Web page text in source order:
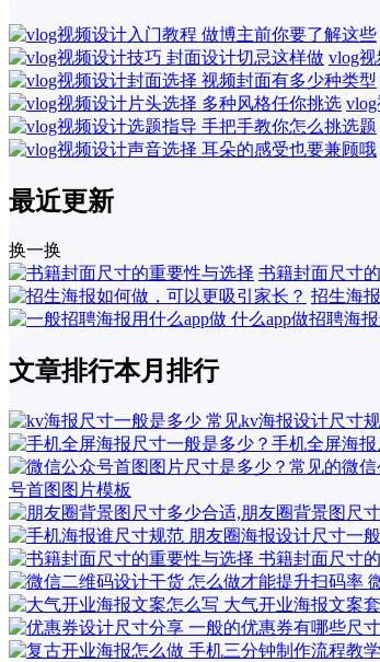
vlog
最近更新
换一换
书籍封面尺寸
招生海
文章排行本月排行
号首图图片模板
书籍封面尺寸